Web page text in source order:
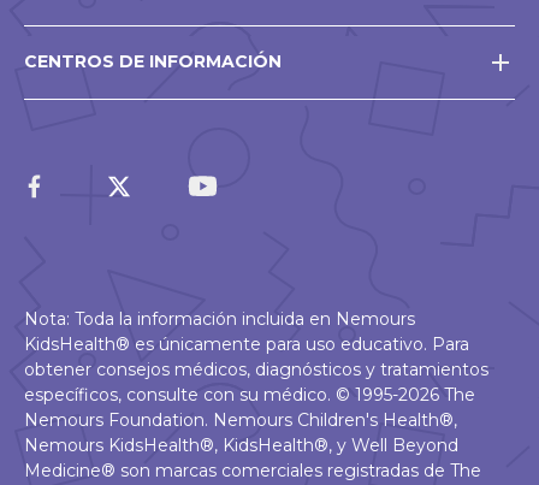
CENTROS DE INFORMACIÓN
Nota: Toda la información incluida en Nemours
KidsHealth® es únicamente para uso educativo. Para
obtener consejos médicos, diagnósticos y tratamientos
específicos, consulte con su médico. © 1995-2026 The
Nemours Foundation. Nemours Children's Health®,
Nemours KidsHealth®, KidsHealth®, y Well Beyond
Medicine® son marcas comerciales registradas de The